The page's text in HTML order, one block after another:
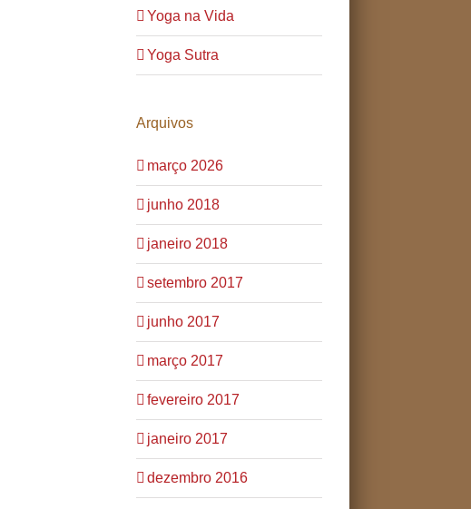
Yoga na Vida
Yoga Sutra
Arquivos
março 2026
junho 2018
janeiro 2018
setembro 2017
junho 2017
março 2017
fevereiro 2017
janeiro 2017
dezembro 2016